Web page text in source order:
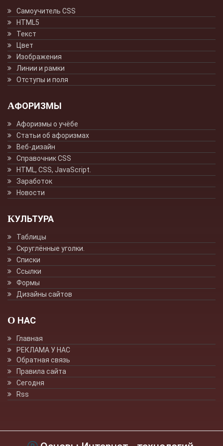
Самоучитель CSS
HTML5
Текст
Цвет
Изображения
Линии и рамки
Отступы и поля
АФОРИЗМЫ
Афоризмы о учёбе
Статьи об афоризмах
Веб-дизайн
Справочник CSS
HTML, CSS, JavaScript.
Заработок
Новости
КУЛЬТУРА
Таблицы
Скруглённые уголки.
Списки
Ссылки
Формы
Дизайны сайтов
О НАС
Главная
РЕКЛАМА У НАС
Обратная связь
Правила сайта
Сегодня
Rss